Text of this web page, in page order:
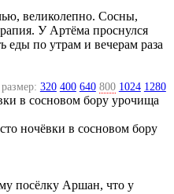
великолепно. Сосны,
У Артёма проснулся
еды по утрам и вечерам раза
размер: 320 400 640 800 1024 1280
ночёвки в сосновом бору